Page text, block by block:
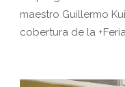
maestro Guillermo
cobertura de la